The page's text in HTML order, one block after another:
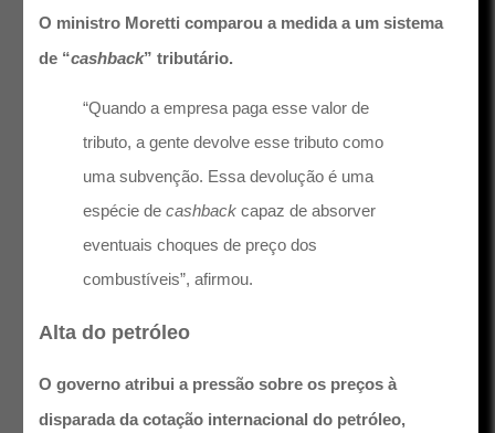
O ministro Moretti comparou a medida a um sistema
de “cashback” tributário.
“Quando a empresa paga esse valor de
tributo, a gente devolve esse tributo como
uma subvenção. Essa devolução é uma
espécie decashback capaz de absorver
eventuais choques de preço dos
combustíveis”, afirmou.
Alta do petróleo
O governo atribui a pressão sobre os preços à
disparada da cotação internacional do petróleo,